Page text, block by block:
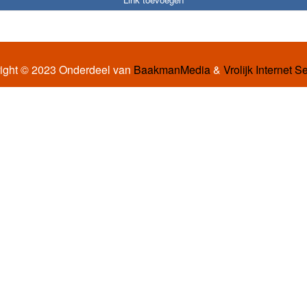
© 2023 Onderdeel van BaakmanMedia& Vrolijk Internet